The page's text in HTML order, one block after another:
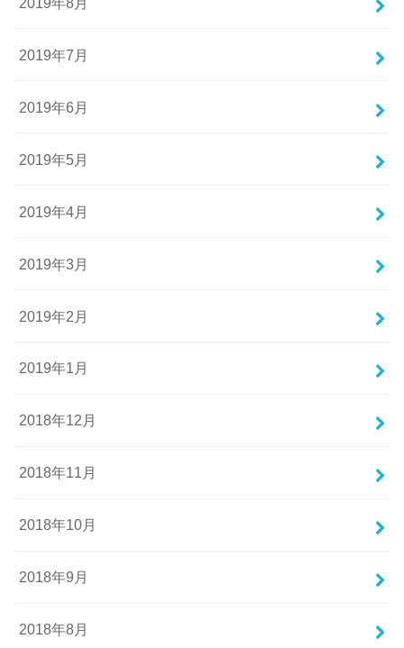
2019年7月
2019年6月
2019年5月
2019年4月
2019年3月
2019年2月
2019年1月
2018年12月
2018年11月
2018年10月
2018年9月
2018年8月